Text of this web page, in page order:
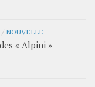
/ NOUVELLE
« Alpini »